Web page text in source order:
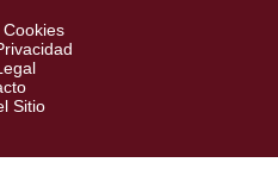
Sitio